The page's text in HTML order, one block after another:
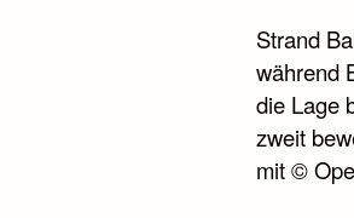
Strand
während
die Lage
zweit
mit ©